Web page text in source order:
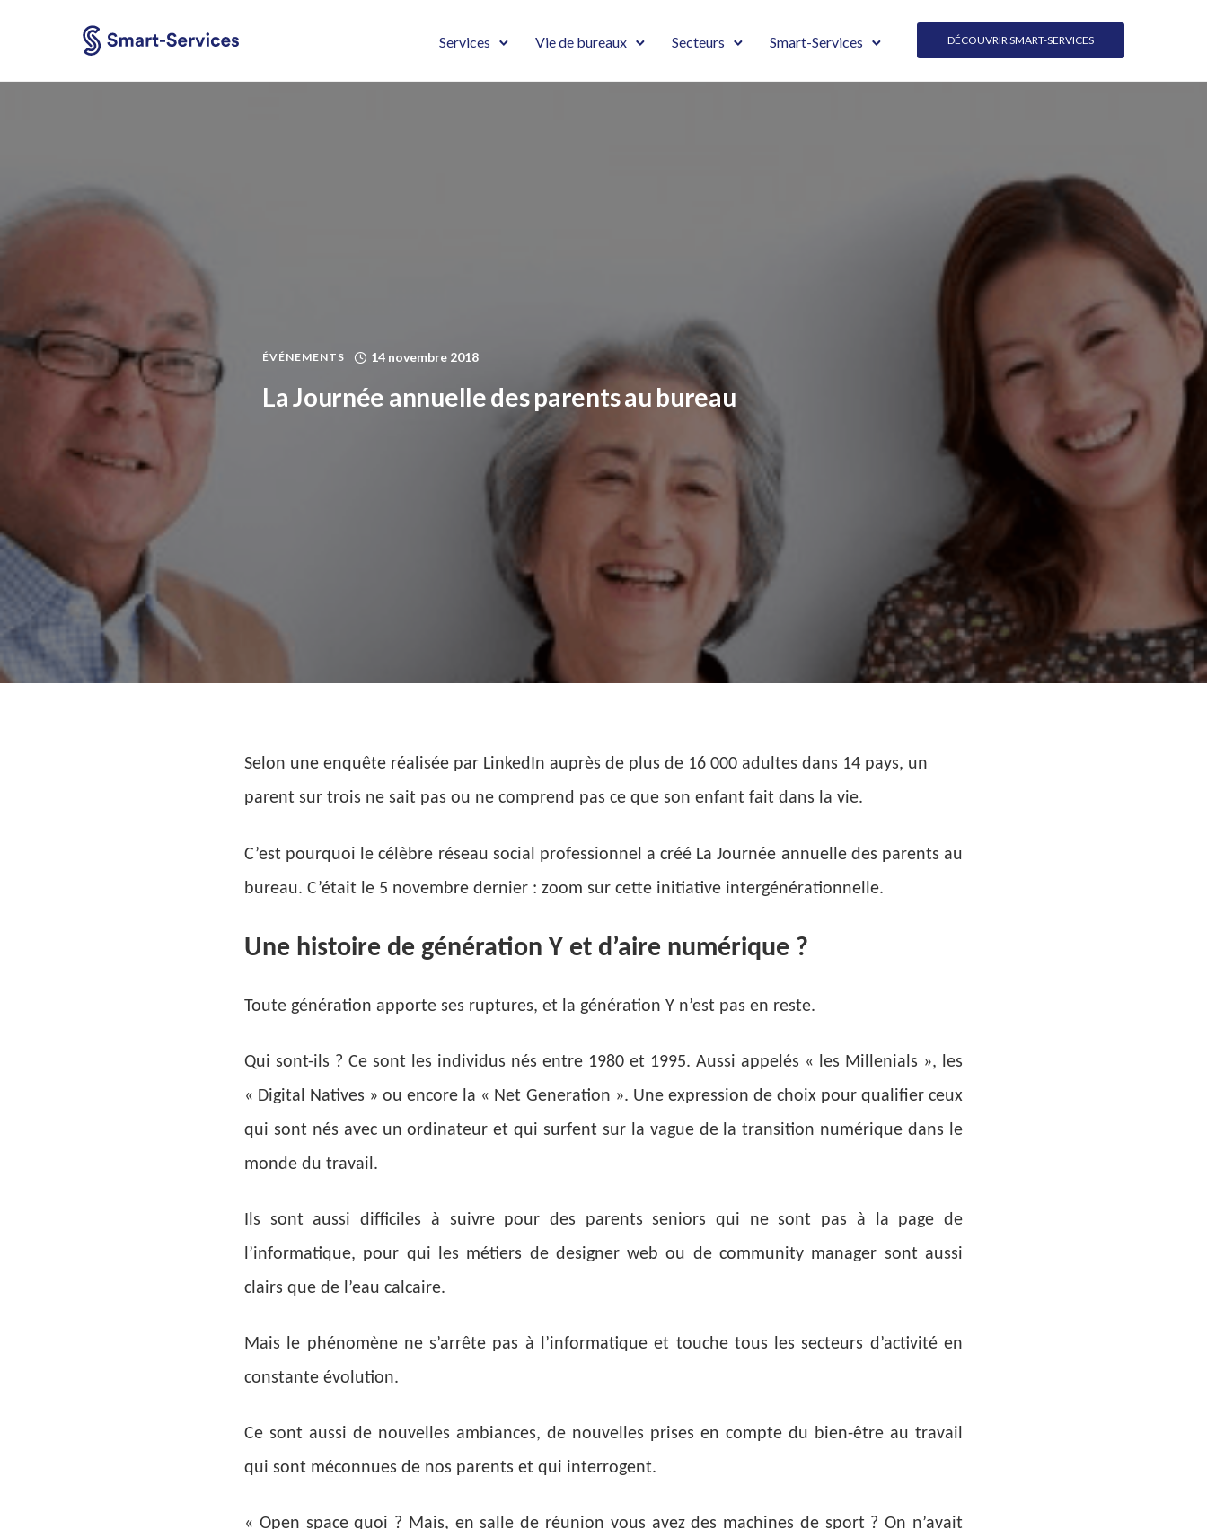
Services Vie de bureaux Secteurs Smart-Services DÉCOUVRIR SMART-SERVICES
ÉVÉNEMENTS 14 novembre 2018
La Journée annuelle des parents au bureau
Selon une enquête réalisée par LinkedIn auprès de plus de 16 000 adultes dans 14 pays, un
parent sur trois ne sait pas ou ne comprend pas ce que son enfant fait dans la vie.
C’est pourquoi le célèbre réseau social professionnel a créé La Journée annuelle des parents au
bureau. C’était le 5 novembre dernier : zoom sur cette initiative intergénérationnelle.
Une histoire de génération Y et d’aire numérique ?
Toute génération apporte ses ruptures, et la génération Y n’est pas en reste.
Qui sont-ils ? Ce sont les individus nés entre 1980 et 1995. Aussi appelés « les Millenials », les
« Digital Natives » ou encore la « Net Generation ». Une expression de choix pour qualifier ceux
qui sont nés avec un ordinateur et qui surfent sur la vague de la transition numérique dans le
monde du travail.
Ils sont aussi difficiles à suivre pour des parents seniors qui ne sont pas à la page de
l’informatique, pour qui les métiers de designer web ou de community manager sont aussi
clairs que de l’eau calcaire.
Mais le phénomène ne s’arrête pas à l’informatique et touche tous les secteurs d’activité en
constante évolution.
Ce sont aussi de nouvelles ambiances, de nouvelles prises en compte du bien-être au travail
qui sont méconnues de nos parents et qui interrogent.
« Open space quoi ? Mais, en salle de réunion vous avez des machines de sport ? On n’avait